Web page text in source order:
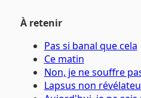
À retenir
Pas si banal que cela
Ce matin
Non, je ne souffre
Lapsus non